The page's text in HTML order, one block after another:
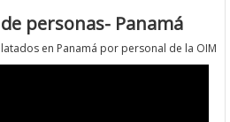
personas- Panamá
en Panamá por personal de la OIM